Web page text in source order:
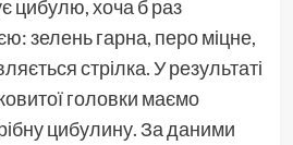
цибулю, хоча б раз
зелень гарна, перо міцне,
стрілка. У результаті
головки маємо
цибулину. За даними